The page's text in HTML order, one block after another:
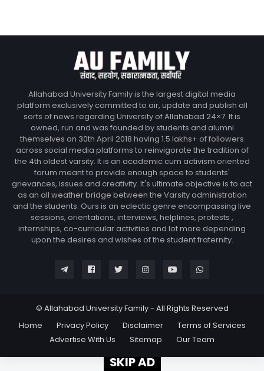
Allahabad University Family is the largest digital media
platform exclusively committed to air, update and publish all
sorts of news regarding University of Allahabad 24×7. It is
owned, run and was founded by students and alumni
themselves on 30th April 2018 having 1.5 lakhs+ of followers
across social media platforms to reinvigorate the tradition of
the 4th oldest varsity. It is an academic cum activism oriented
forum meant to provide enough space to students'
grievances, issues and creativity. It's ultimate objective is to act
as an all weather bridge between the Varsity administration
and the students. Ours is an eclectic genre encompassing live
sessions, orientations, interviews, helplines, protests ,
internships, co-curricular activities and lot more depending
upon the desires and wishes of the student fraternity.
© Allahabad University Family - All Rights Reserved
Home
Privacy Policy Disclaimer
Terms of Services
Advertise With Us
Sitemap Our Team
SKIP AD